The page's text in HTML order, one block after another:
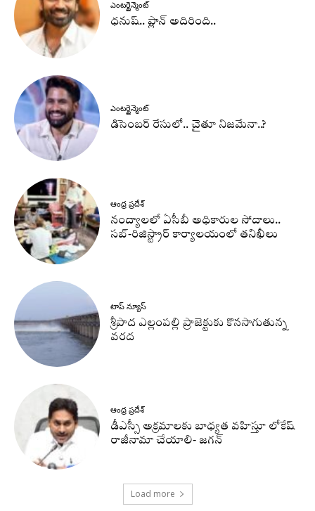
ఎంటర్టైన్మెంట్
ధనుష్‌.. ప్లాన్ అదిరింది..
ఎంటర్టైన్మెంట్
డిసెంబర్ రేసులో.. చైతూ నిజమేనా..?
ఆంధ్ర ప్రదేశ్
నంద్యాలలో ఏసీబీ అధికారుల సోదాలు..
సబ్-రిజిస్ట్రార్ కార్యాలయంలో తనిఖీలు
టాప్ న్యూస్
శ్రీపాద ఎల్లంపల్లి ప్రాజెక్టుకు కొనసాగుతున్న
వరద
ఆంధ్ర ప్రదేశ్
డీఎస్సీ అక్రమాలకు బాధ్యత వహిస్తూ లోకేష్‌
రాజీనామా చేయాలి- జగన్
Load more